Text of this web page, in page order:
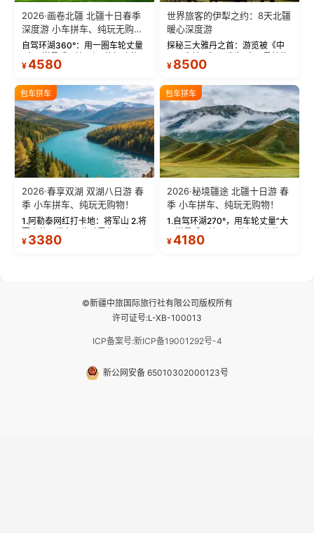
2026·画卷北疆 北疆十日春季
深度游 小车拼车、纯玩无购
物！
自驾环湖360°：用一圈车轮丈量
“大西洋最后一滴眼泪”的极致蔚
蓝。 赛湖旅拍：甄选多款风格服
绝美瞬间。 赛湖坦克300跟车视
频：专业摄影师...
¥4580
世界旅客的伊犁之约：8天北疆
暖心深度游
探秘三大雅丹之首：游览被《中
国国家地理》评选为“中国最美的
三大雅丹”第一名的克拉玛依魔鬼
瓦人最大村落——禾木村，欣赏
晨雾与小木...
¥ 8500
包车拼车
2026·春享双湖 双湖八日游 春
季 小车拼车、纯玩无购物！
1.阿勒泰网红打卡地：将军山 2.将
军山落日缆车，体验雪都风光 3.
将军山，夕阳派对，蹦迪party 4.
¥ 3380
包车拼车
2026·秘境疆途 北疆十日游 春
季 小车拼车、纯玩无购物！
1.自驾环湖270°，用车轮丈量“大
西洋最后一滴眼泪”的极致蔚蓝，
让雪山、花海与深邃湖水在转弯
¥4180
©新疆中旅国际旅行社有限公司版权所有
许可证号:L-XB-100013
ICP备案号:新ICP备19001292号-4
新公网安备 65010302000123号